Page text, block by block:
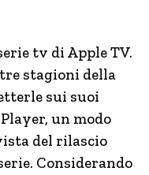
tv di Apple TV.
stagioni della
sui suoi
un modo
del rilascio
Considerando